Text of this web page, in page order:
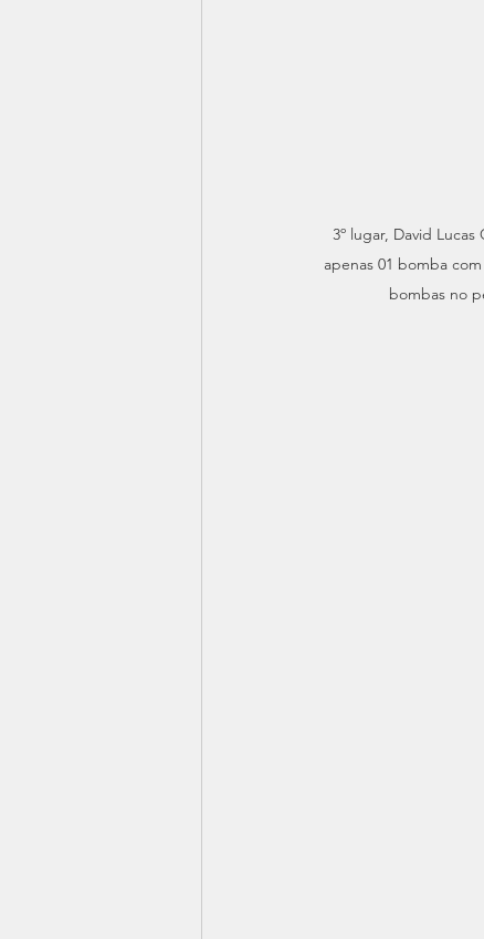
3º lugar, David
apenas 01 bomba
bombas no